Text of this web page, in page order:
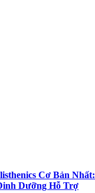
Cơ Bản
Dưỡng Hỗ Trợ